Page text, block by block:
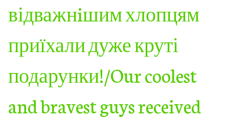
відважнiшим хлопцям
приїхали дуже круті
подарунки!/Our coolest
and bravest guys received